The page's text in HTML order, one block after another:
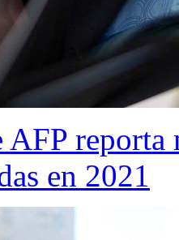
reporta
en 2021